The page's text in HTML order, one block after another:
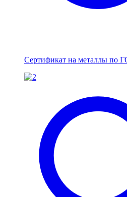
Сертификат на металлы по